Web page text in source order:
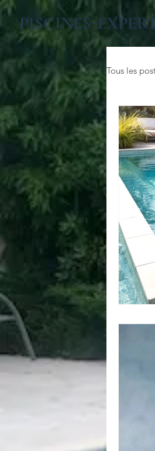
PISCINES-
Tous les